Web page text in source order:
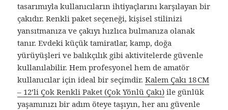
tasarımıyla kullanıcıların ihtiyaçlarını karşılayan bir
çakıdır. Renkli paket seçeneği, kişisel stilinizi
yansıtmanıza ve çakıyı hızlıca bulmanıza olanak
tanır. Evdeki küçük tamiratlar, kamp, doğa
yürüyüşleri ve balıkçılık gibi aktivitelerde güvenle
kullanılabilir. Hem profesyonel hem de amatör
kullanıcılar için ideal bir seçimdir.Kalem Çakı 18 CM
– 12’li Çok Renkli Paket (Çok Yönlü Çakı) ile günlük
yaşamınızı bir adım öteye taşıyın, her anı güvenle